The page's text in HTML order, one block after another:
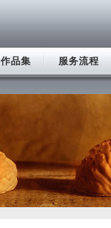
作品集 服务流程